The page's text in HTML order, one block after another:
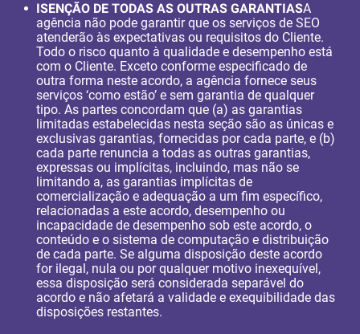
ISENÇÃO DE TODAS AS OUTRAS GARANTIASA
agência não pode garantir que os serviços de SEO
atenderão às expectativas ou requisitos do Cliente.
Todo o risco quanto à qualidade e desempenho está
com o Cliente. Exceto conforme especificado de
outra forma neste acordo, a agência fornece seus
serviços ‘como estão’ e sem garantia de qualquer
tipo. As partes concordam que (a) as garantias
limitadas estabelecidas nesta seção são as únicas e
exclusivas garantias, fornecidas por cada parte, e (b)
cada parte renuncia a todas as outras garantias,
expressas ou implícitas, incluindo, mas não se
limitando a, as garantias implícitas de
comercialização e adequação a um fim específico,
relacionadas a este acordo, desempenho ou
incapacidade de desempenho sob este acordo, o
conteúdo e o sistema de computação e distribuição
de cada parte. Se alguma disposição deste acordo
for ilegal, nula ou por qualquer motivo inexequível,
essa disposição será considerada separável do
acordo e não afetará a validade e exequibilidade das
disposições restantes.